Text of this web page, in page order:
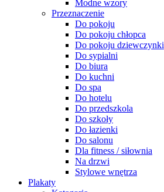
Modne wzory
Przeznaczenie
Do pokoju
Do pokoju chłopca
Do pokoju dziewczynki
Do sypialni
Do biura
Do kuchni
Do spa
Do hotelu
Do przedszkola
Do szkoły
Do łazienki
Do salonu
Dla fitness / siłownia
Na drzwi
Stylowe wnętrza
Plakaty